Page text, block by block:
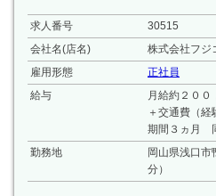
求人番号
30515
会社名(店名)
株式会社フジ
雇用形態
正社員
給与
月給約２００
＋交通費（
期間３ヵ月
勤務地
岡山県浅口市
分）